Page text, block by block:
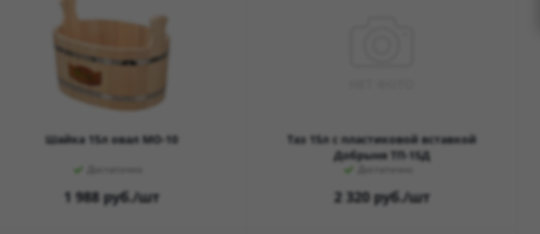
Шайка 15л овал МО-10
1 988руб./шт
Таз 15л с пластиковой вставкой
Добрыня ТП-15Д
2 320руб./шт